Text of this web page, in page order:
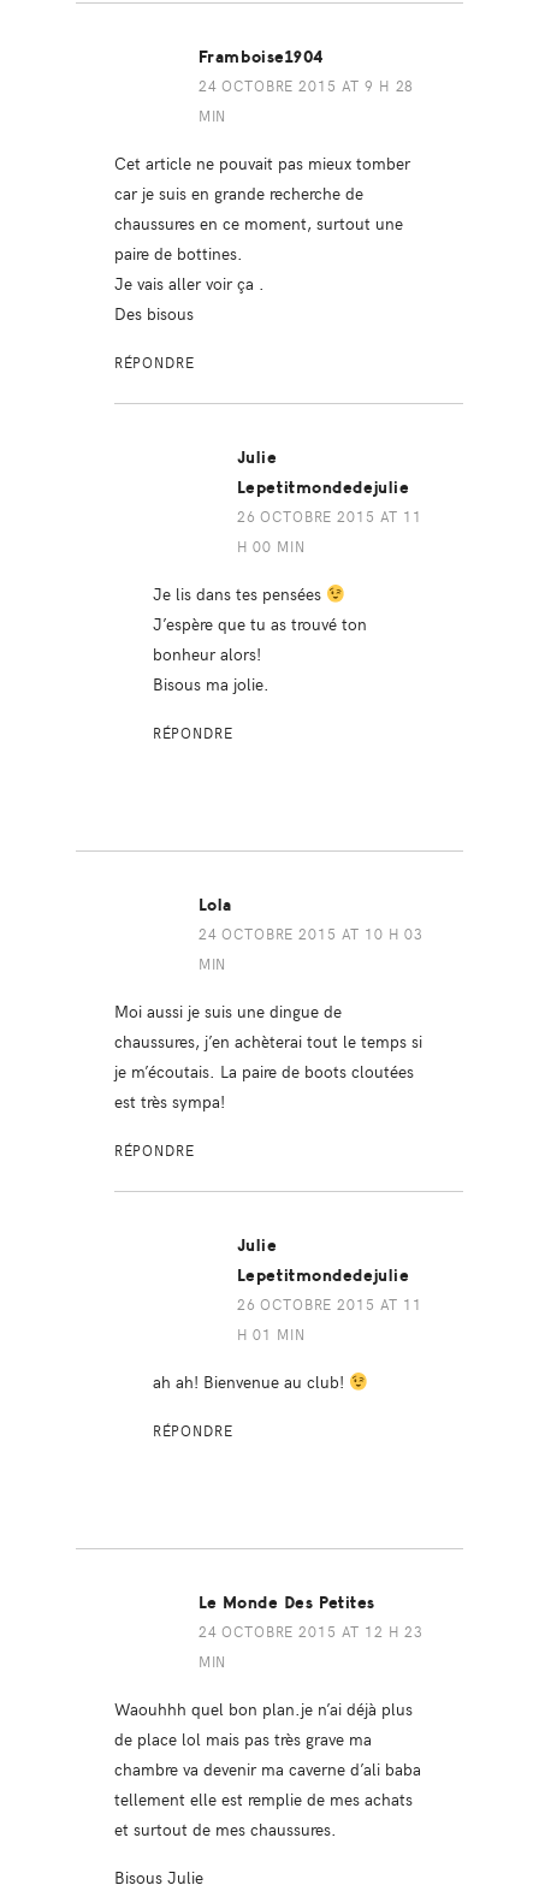
Framboise1904
24 OCTOBRE 2015 AT 9 H 28
MIN
Cet article ne pouvait pas mieux tomber
car je suis en grande recherche de
chaussures en ce moment, surtout une
paire de bottines.
Je vais aller voir ça .
Des bisous
RÉPONDRE
Julie
Lepetitmondedejulie
26 OCTOBRE 2015 AT 11
H 00 MIN
Je lis dans tes pensées
J’espère que tu as trouvé ton
bonheur alors!
Bisous ma jolie.
RÉPONDRE
Lola
24 OCTOBRE 2015 AT 10 H 03
MIN
Moi aussi je suis une dingue de
chaussures, j’en achèterai tout le temps si
je m’écoutais. La paire de boots cloutées
est très sympa!
RÉPONDRE
Julie
Lepetitmondedejulie
26 OCTOBRE 2015 AT 11
H 01 MIN
ah ah! Bienvenue au club!
RÉPONDRE
Le Monde Des Petites
24 OCTOBRE 2015 AT 12 H 23
MIN
Waouhhh quel bon plan.je n’ai déjà plus
de place lol mais pas très grave ma
chambre va devenir ma caverne d’ali baba
tellement elle est remplie de mes achats
et surtout de mes chaussures.
Bisous Julie